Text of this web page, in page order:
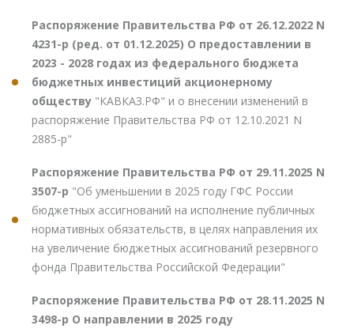
Распоряжение Правительства РФ от 26.12.2022 N
4231-р (ред. от 01.12.2025) О предоставлении в
2023 - 2028 годах из федерального бюджета
бюджетных инвестиций акционерному
обществу "КАВКАЗ.РФ" и о внесении изменений в
распоряжение Правительства РФ от 12.10.2021 N
2885-р"
Распоряжение Правительства РФ от 29.11.2025 N
3507-р "Об уменьшении в 2025 году ГФС России
бюджетных ассигнований на исполнение публичных
нормативных обязательств, в целях направления их
на увеличение бюджетных ассигнований резервного
фонда Правительства Российской Федерации"
Распоряжение Правительства РФ от 28.11.2025 N
3498-р О направлении в 2025 году